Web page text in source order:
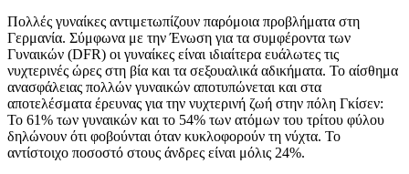
Πολλές γυναίκες αντιμετωπίζουν παρόμοια προβλήματα στη
Γερμανία. Σύμφωνα με την Ένωση για τα συμφέροντα των
Γυναικών (DFR) οι γυναίκες είναι ιδιαίτερα ευάλωτες τις
νυχτερινές ώρες στη βία και τα σεξουαλικά αδικήματα. Το αίσθημα
ανασφάλειας πολλών γυναικών αποτυπώνεται και στα
αποτελέσματα έρευνας για την νυχτερινή ζωή στην πόλη Γκίσεν:
Το 61% των γυναικών και το 54% των ατόμων του τρίτου φύλου
δηλώνουν ότι φοβούνται όταν κυκλοφορούν τη νύχτα. Το
αντίστοιχο ποσοστό στους άνδρες είναι μόλις 24%.